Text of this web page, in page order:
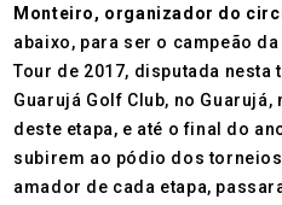
Monteiro, organizador do
abaixo, para ser o campeão
Tour de 2017, disputada
Guarujá Golf Club, no
deste etapa, e até o final do
subirem ao pódio dos
amador de cada etapa,